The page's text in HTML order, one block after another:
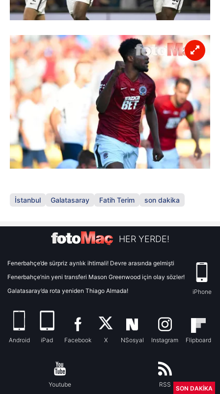
İstanbul Galatasaray Fatih Terim son dakika
HER YERDE!
Fenerbahçe’de sürpriz ayrılık ihtimali! Devre arasında gelmişti
Fenerbahçe’nin yeni transferi Mason Greenwood için olay sözler!
Galatasaray’da rota yeniden Thiago Almada!
iPhone
Android iPad Facebook X NSosyal Instagram Flipboard
Youtube RSS
SON DAKİKA